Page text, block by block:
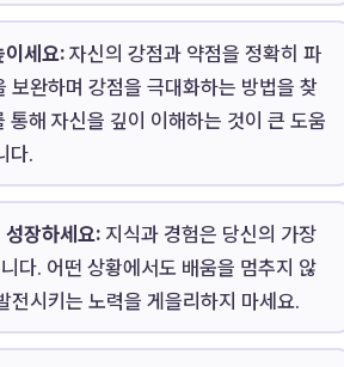
이세요:자신의 강점과 약점을 정확히 파
보완하며 강점을 극대화하는 방법을 찾
통해 자신을 깊이 이해하는 것이 큰 도움
다.
장하세요:지식과 경험은 당신의 가장
다. 어떤 상황에서도 배움을 멈추지 않
전시키는 노력을 게을리하지 마세요.